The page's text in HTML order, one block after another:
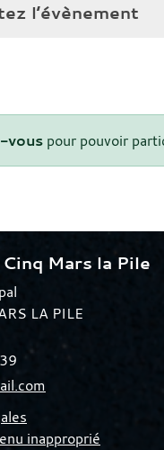
l’évènement
vous pour pouvoir
Mars la Pile
LA PILE
inapproprié